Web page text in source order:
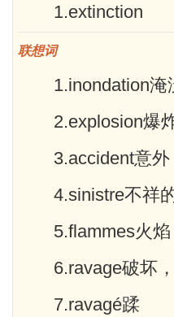
1.extinction
联想词
1.inondation淹
2.explosion爆
3.accident意外
4.sinistre不祥
5.flammes火焰
6.ravage破坏
7.ravagé蹂